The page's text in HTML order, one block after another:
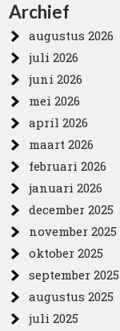
Archief
augustus 2026
juli 2026
juni 2026
mei 2026
april 2026
maart 2026
februari 2026
januari 2026
december 2025
november 2025
oktober 2025
september 2025
augustus 2025
juli 2025